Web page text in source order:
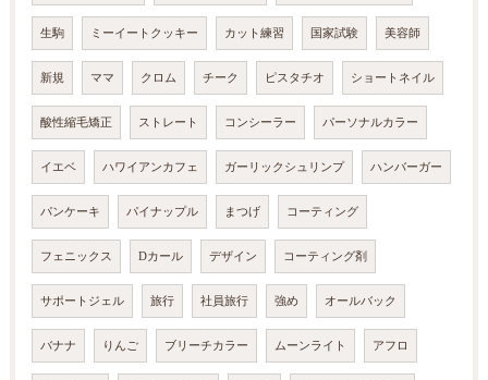
生駒 ミーイートクッキー カット練習 国家試験 美容師
新規 ママ クロム チーク ピスタチオ ショートネイル
酸性縮毛矯正 ストレート コンシーラー パーソナルカラー
イエベ ハワイアンカフェ ガーリックシュリンプ ハンバーガー
パンケーキ パイナップル まつげ コーティング
フェニックス Dカール デザイン コーティング剤
サポートジェル 旅行 社員旅行 強め オールバック
バナナ りんご ブリーチカラー ムーンライト アフロ